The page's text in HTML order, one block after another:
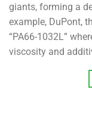
giants, forming a
example, DuPont,
“PA66-1032L”
viscosity and